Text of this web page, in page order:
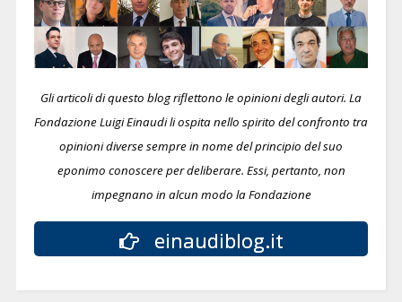
Gli articoli di questo blog riflettono le opinioni degli autori. La
Fondazione Luigi Einaudi li ospita nello spirito del confronto tra
opinioni diverse sempre in nome del principio del suo
eponimo conoscere per deliberare. Essi, pertanto, non
impegnano in alcun modo la Fondazione
einaudiblog.it